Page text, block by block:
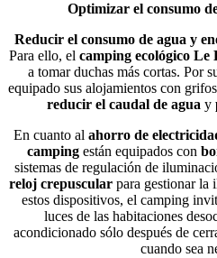
Optimizar el consumo
Reducir el consumo de agua y
Para ello, el camping ecológico Le
a tomar duchas más cortas. Por
equipado sus alojamientos con
reducir el caudal de agua y
En cuanto al ahorro de
camping están equipados con
sistemas de regulación de
reloj crepuscularpara gestionar la
estos dispositivos, el camping
luces de las habitaciones
acondicionado sólo después de
cuando sea